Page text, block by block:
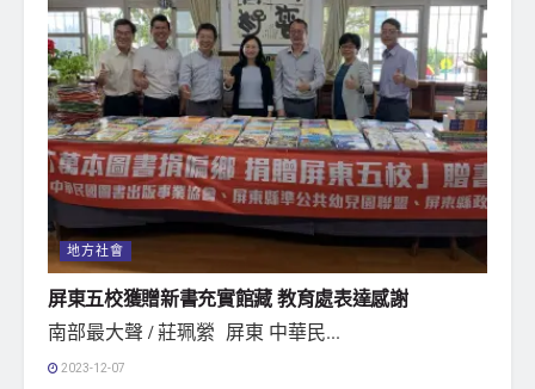
地方社會
屏東五校獲贈新書充實館藏 教育處表達感謝
南部最大聲 / 莊珮縈 屏東 中華民...
2023-12-07